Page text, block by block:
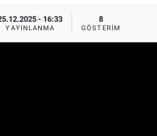
- 16:33
YAYINLANMA
8
GÖSTERIM